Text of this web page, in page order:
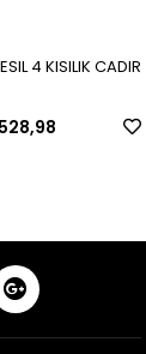
HUSKY BRET YESIL
₺11.178,12